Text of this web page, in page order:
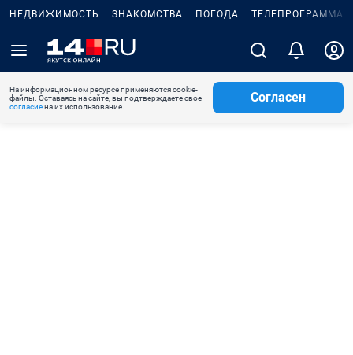
НЕДВИЖИМОСТЬ ЗНАКОМСТВА ПОГОДА ТЕЛЕПРОГРАММА
На информационном ресурсе применяются cookie-
файлы. Оставаясь на сайте, вы подтверждаете свое
согласиена их использование.
Согласен